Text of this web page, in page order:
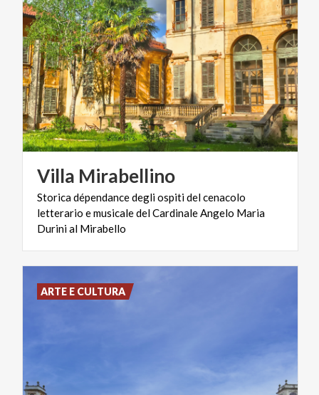
Villa Mirabellino
Storica dépendance degli ospiti del cenacolo
letterario e musicale del Cardinale Angelo Maria
Durini al Mirabello
ARTE E CULTURA